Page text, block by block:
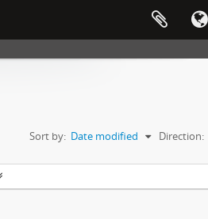
Sort by: Date modified Direction: